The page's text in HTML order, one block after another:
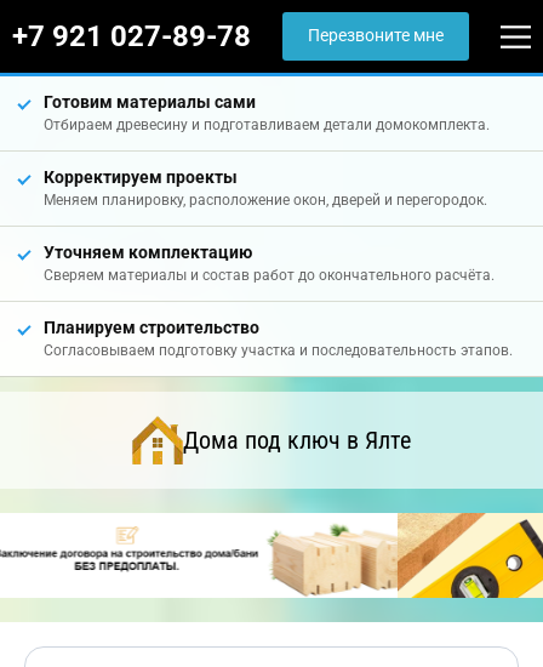
+7 921 027-89-78 Перезвоните мне
Готовим материалы сами
Отбираем древесину и подготавливаем детали домокомплекта.
Корректируем проекты
Меняем планировку, расположение окон, дверей и перегородок.
Уточняем комплектацию
Сверяем материалы и состав работ до окончательного расчёта.
Планируем строительство
Согласовываем подготовку участка и последовательность этапов.
Дома под ключ в Ялте